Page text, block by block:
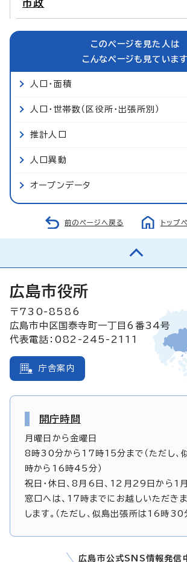
市政
このページを見た人は
こんなページも見ています
人口・面積
人口・世帯数（区役所・出張所別）
推計人口
人口異動
オープンデータ
前のページへ戻る トップ
広島市役所
〒730-8586
広島市中区国泰寺町一丁目6番34号
代表電話：082-245-2111
庁舎案内
開庁時間
月曜日から金曜日
8時30分から17時15分まで（ただし、
時から16時45分）
祝日・休日、8月6日、12月29日から1
窓口へは、17時までにお越しいただき
します。（ただし、似島出張所は16時30
広島市公式SNS情報発信